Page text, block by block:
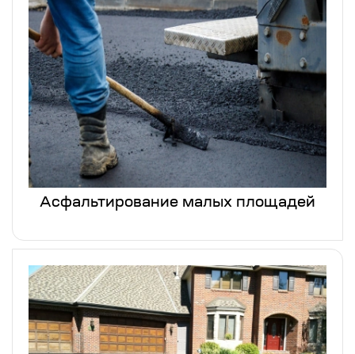
Асфальтирование малых площадей